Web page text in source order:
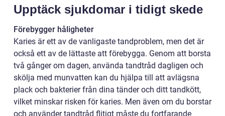
Upptäck sjukdomar i tidigt skede
Förebygger håligheter
Karies är ett av de vanligaste tandproblem, men det är
också ett av de lättaste att förebygga. Genom att borsta
två gånger om dagen, använda tandtråd dagligen och
skölja med munvatten kan du hjälpa till att avlägsna
plack och bakterier från dina tänder och ditt tandkött,
vilket minskar risken för karies. Men även om du borstar
och använder tandtråd flitigt måste du fortfarande